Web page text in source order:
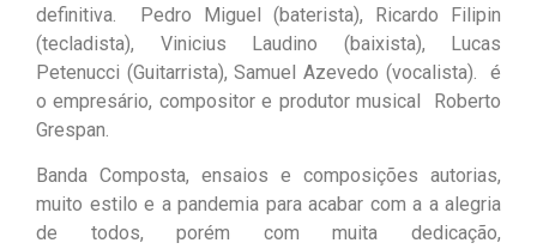
definitiva. Pedro Miguel (baterista), Ricardo Filipin
(tecladista), Vinicius Laudino (baixista), Lucas
Petenucci (Guitarrista), Samuel Azevedo (vocalista).
é
o empresário, compositor e produtor musical Roberto
Grespan.
Banda Composta, ensaios e composições autorias,
muito estilo e a pandemia para acabar com a a alegria
de todos, porém com muita dedicação,